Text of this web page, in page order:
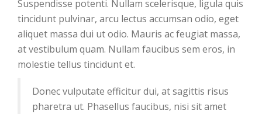
Suspendisse potenti. Nullam scelerisque, ligula quis
tincidunt pulvinar, arcu lectus accumsan odio, eget
aliquet massa dui ut odio. Mauris ac feugiat massa,
at vestibulum quam. Nullam faucibus sem eros, in
molestie tellus tincidunt et.
Donec vulputate efficitur dui, at sagittis risus
pharetra ut. Phasellus faucibus, nisi sit amet